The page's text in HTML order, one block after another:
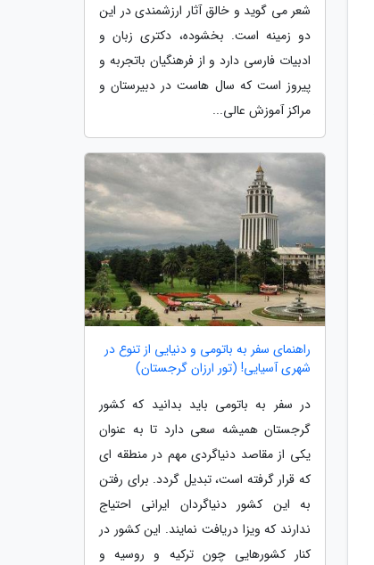
شعر می گوید و خالق آثار ارزشمندی در این
دو زمینه است. بخشوده، دکتری زبان و
ادبیات فارسی دارد و از فرهنگیان باتجربه و
پیروز است که سال هاست در دبیرستان و
مراکز آموزش عالی...
راهنمای سفر به باتومی و دنیایی از تنوع در
شهری آسیایی! (تور ارزان گرجستان)
در سفر به باتومی باید بدانید که کشور
گرجستان همیشه سعی دارد تا به عنوان
یکی از مقاصد دنیاگردی مهم در منطقه ای
که قرار گرفته است، تبدیل گردد. برای رفتن
به این کشور دنیاگردان ایرانی احتیاج
ندارند که ویزا دریافت نمایند. این کشور در
کنار کشورهایی چون ترکیه و روسیه و